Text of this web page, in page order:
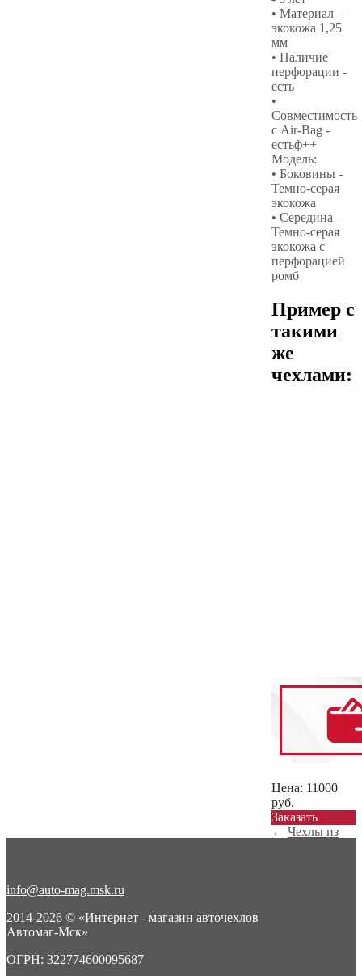
• Материал –
экокожа 1,25
мм
• Наличие
перфорации -
есть
•
Совместимость
с Air-Bag -
естьф++
Модель:
• Боковины -
Темно-серая
экокожа
• Середина –
Темно-серая
экокожа с
перфорацией
ромб
Пример с
такими
же
чехлами:
Цена: 11000
руб.
Заказать
← Чехлы из
info@auto-mag.msk.ru
2014-2026 © «Интернет - магазин авточехлов
Автомаг-Мск»
ОГРН: 322774600095687